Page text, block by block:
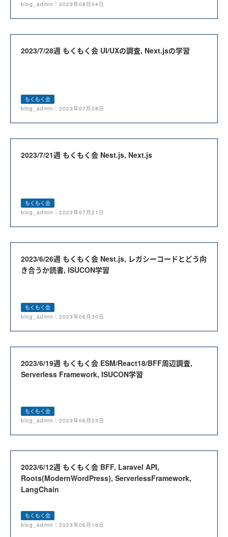
blog_admin｜2023年08月04日
2023/7/28週 もくもく会 UI/UXの調査, Next.jsの学習
もくもく会
blog_admin｜2023年07月28日
2023/7/21週 もくもく会 Nest.js, Next.js
もくもく会
blog_admin｜2023年07月21日
2023/6/26週 もくもく会 Nest.js, レガシーコードとどう向
き合うか読書, ISUCON学習
もくもく会
blog_admin｜2023年06月30日
2023/6/19週 もくもく会 ESM/React18/BFF周辺調査,
Serverless Framework, ISUCON学習
もくもく会
blog_admin｜2023年06月23日
2023/6/12週 もくもく会 BFF, Laravel API,
Roots(ModernWordPress), ServerlessFramework,
LangChain
もくもく会
blog_admin｜2023年06月16日